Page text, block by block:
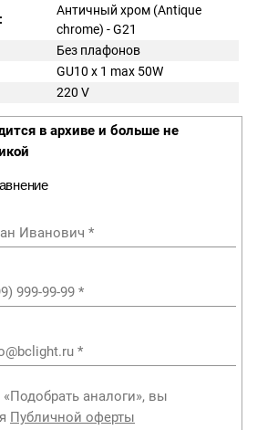
Античный хром (Antique
chrome) - G21
Без плафонов
GU10 x 1 max 50W
220 V
в архиве и больше не
Иванович *
999-99-99 *
*
аналоги», вы
Публичной оферты